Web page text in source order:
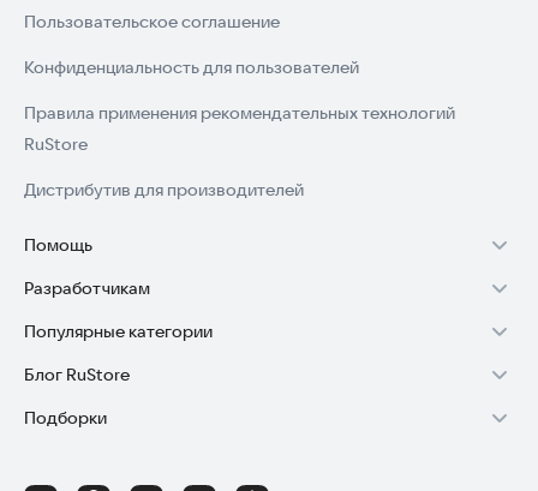
Пользовательское соглашение
Конфиденциальность для пользователей
Правила применения рекомендательных технологий
RuStore
Дистрибутив для производителей
Помощь
Установка RuStore на TV
Установка RuStore на телефон
Установка RuStore в машину
Помощь пользователям RuStore
Разработчикам
Зарабатывать с RuStore
Стать разработчиком
Доступ к RuStore Консоль
Популярные категории
Игры для Android
Приложения банков
Блог RuStore
Обзоры игр для Android 2025
Подборки